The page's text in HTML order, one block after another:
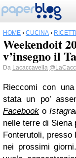
HOME › CUCINA ›
Weekendoit
v’insegno il
Da Lacaccavella
Rieccomi con
stata un po’
Facebook o
nelle terre di Siena
Fonterutoli, presso
nei prossimi